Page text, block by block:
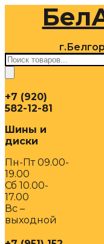
содержимому
Поиск
товаров
+7 (920)
582-12-81
Шины и
диски
Пн-Пт 09.00-
19.00
Сб 10.00-
17.00
Вс –
выходной